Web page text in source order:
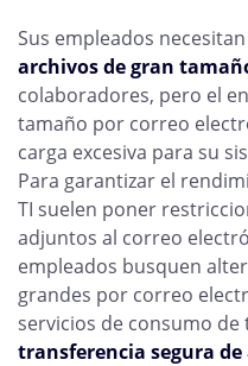
Sus empleados
archivos de gran
colaboradores, pero el
tamaño por correo
carga excesiva para su
Para garantizar el
TI suelen poner
adjuntos al correo
empleados busquen
grandes por correo
servicios de consumo de
transferencia segura